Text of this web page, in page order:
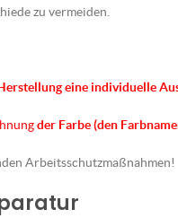
zu vermeiden.
eine individuelle
der Farbe (den
Arbeitsschutzmaßnahmen!